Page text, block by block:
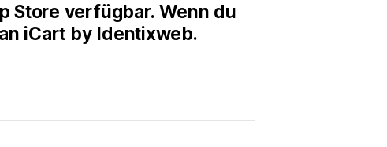
Store verfügbar. Wenn du
iCart by Identixweb.